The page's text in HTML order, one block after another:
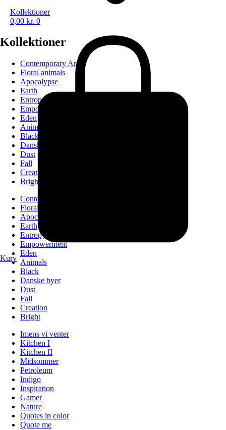
Kollektioner
0,00 kr. 0
Kurv
Kollektioner
Contemporary Art
Floral animals
Apocalypse
Earth
Entropy
Empowerment
Eden
Animals
Black
Danske byer
Dust
Fall
Creation
Bright
Contemporary Art
Floral animals
Apocalypse
Earth
Entropy
Empowerment
Eden
Animals
Black
Danske byer
Dust
Fall
Creation
Bright
Imens vi venter
Kitchen I
Kitchen II
Midsommer
Petroleum
Indigo
Inspiration
Gamer
Nature
Quotes in color
Quote me